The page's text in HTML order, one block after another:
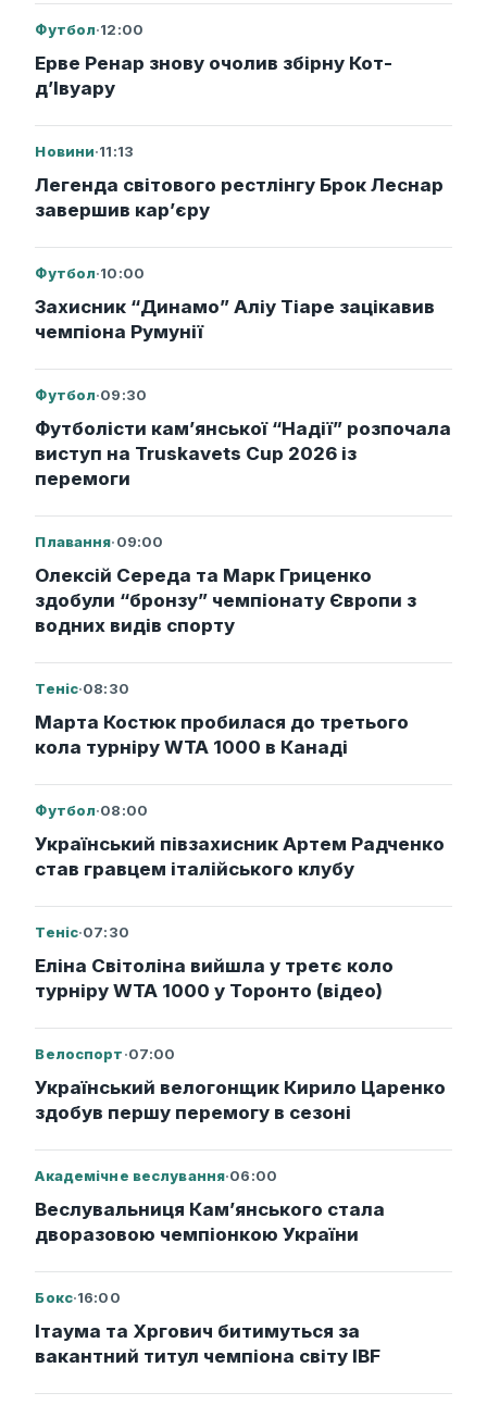
Футбол·12:00
Ерве Ренар знову очолив збірну Кот-
д’Івуару
Новини·11:13
Легенда світового рестлінгу Брок Леснар
завершив кар’єру
Футбол·10:00
Захисник “Динамо” Аліу Тіаре зацікавив
чемпіона Румунії
Футбол·09:30
Футболісти кам’янської “Надії” розпочала
виступ на Truskavets Cup 2026 із
перемоги
Плавання·09:00
Олексій Середа та Марк Гриценко
здобули “бронзу” чемпіонату Європи з
водних видів спорту
Теніс·08:30
Марта Костюк пробилася до третього
кола турніру WTA 1000 в Канаді
Футбол·08:00
Український півзахисник Артем Радченко
став гравцем італійського клубу
Теніс·07:30
Еліна Світоліна вийшла у третє коло
турніру WTA 1000 у Торонто (відео)
Велоспорт·07:00
Український велогонщик Кирило Царенко
здобув першу перемогу в сезоні
Академічне веслування·06:00
Веслувальниця Кам’янського стала
дворазовою чемпіонкою України
Бокс·16:00
Ітаума та Хргович битимуться за
вакантний титул чемпіона світу IBF